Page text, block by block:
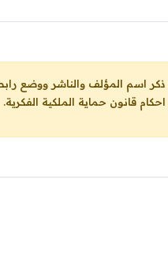
قانون حماية الملكية الفكرية.